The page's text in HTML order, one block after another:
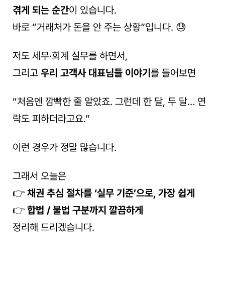
겪게 되는 순간이 있습니다.
바로 “거래처가 돈을 안 주는 상황”입니다. 😓
저도 세무·회계 실무를 하면서,
그리고 우리 고객사 대표님들 이야기 를 들어보면
“처음엔 깜빡한 줄 알았죠. 그런데 한 달, 두 달… 연
락도 피하더라고요.”
이런 경우가 정말 많습니다.
그래서 오늘은
👉 채권 추심 절차를 ‘실무 기준’으로, 가장 쉽게
👉 합법 / 불법 구분까지 깔끔하게
정리해 드리겠습니다.